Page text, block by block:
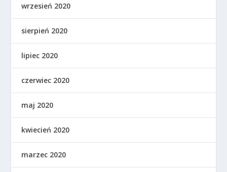
wrzesień 2020
sierpień 2020
lipiec 2020
czerwiec 2020
maj 2020
kwiecień 2020
marzec 2020